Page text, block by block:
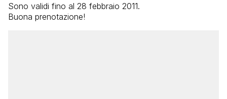
Sono validi fino al 28 febbraio 2011.
Buona prenotazione!